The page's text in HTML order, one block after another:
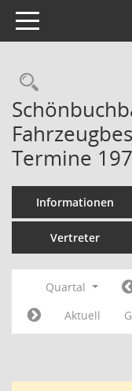
Toggle navigation
Termine
Informationen
Vertreter
Quartal
Aktuell